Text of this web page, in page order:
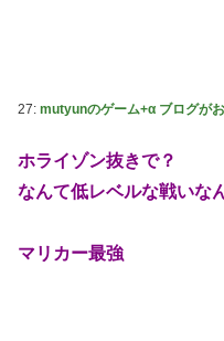
27: mutyunのゲーム+α ブログがお
ホライゾン抜きで？
なんて低レベルな戦い
マリカー最強